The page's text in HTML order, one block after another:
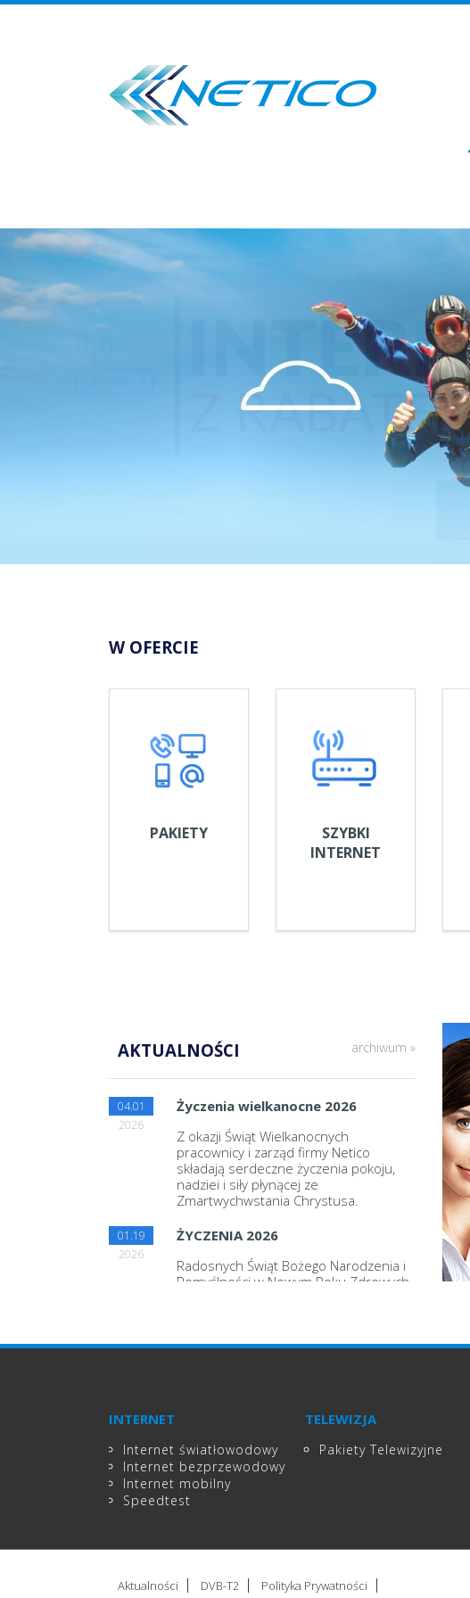
W OFERCIE
PAKIETY
SZYBKI
INTERNET
AKTUALNOŚCI archiwum »
04.01
2026
Życzenia wielkanocne 2026
Z okazji Świąt Wielkanocnych
pracownicy i zarząd firmy Netico
składają serdeczne życzenia pokoju,
nadziei i siły płynącej ze
Zmartwychwstania Chrystusa.
01.19
2026
ŻYCZENIA 2026
Radosnych Świąt Bożego Narodzenia i
Pomyślności w Nowym Roku Zdrowych,
pomyślności, optymizmu i samych
INTERNET
Internet światłowodowy
Internet bezprzewodowy
Internet mobilny
Speedtest
TELEWIZJA
Pakiety Telewizyjne
Aktualności DVB-T2 Polityka Prywatności